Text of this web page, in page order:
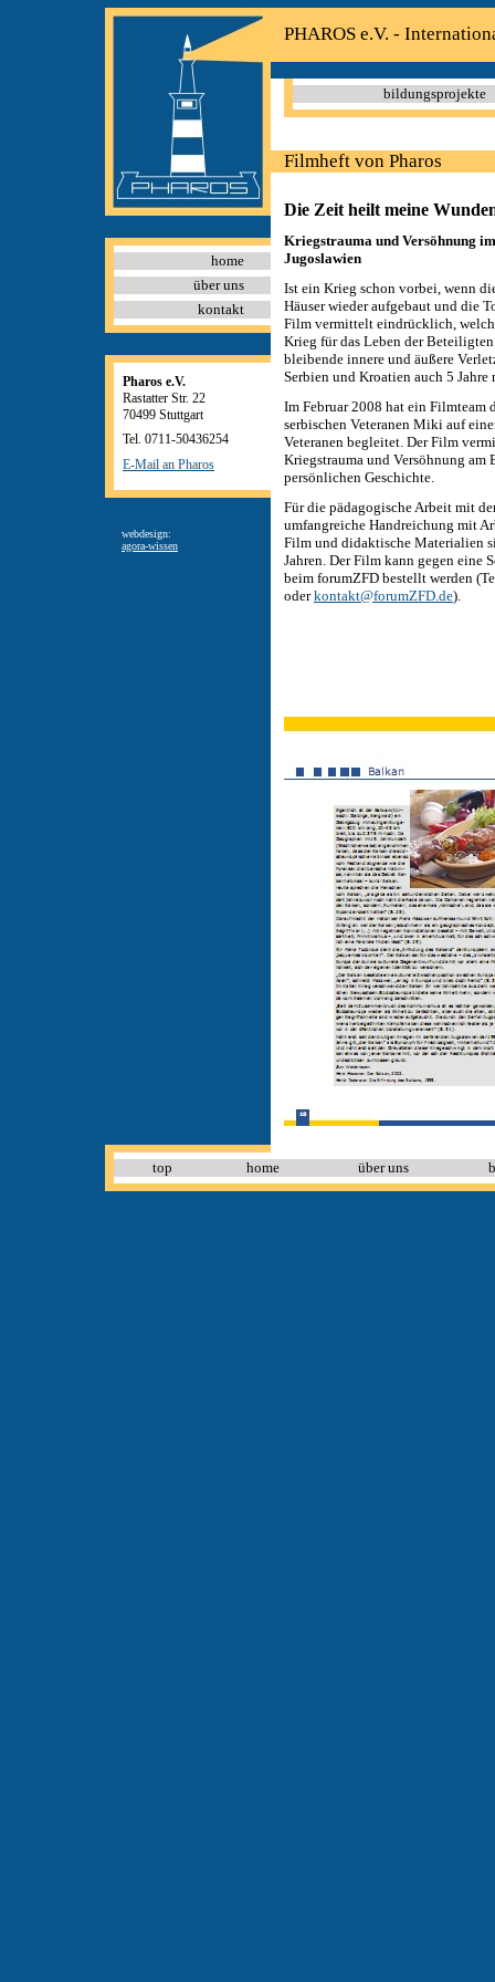
home
über uns
kontakt
Pharos e.V.
Rastatter Str. 22
70499 Stuttgart
Tel. 0711-50436254
E-Mail an Pharos
webdesign:
agora-wissen
PHAROS e.V. -
bildungsprojekte
Filmheft von Pharos
Die Zeit heilt meine
Kriegstrauma und Versöhnung
Jugoslawien
Ist ein Krieg schon vorbei, wenn
Häuser wieder aufgebaut und die
Film vermittelt eindrücklich,
Krieg für das Leben der Beteiligten
bleibende innere und äußere
Serbien und Kroatien auch 5 Jahre
Im Februar 2008 hat ein Filmteam
serbischen Veteranen Miki auf
Veteranen begleitet. Der Film
Kriegstrauma und Versöhnung am
persönlichen Geschichte.
Für die pädagogische Arbeit mit
umfangreiche Handreichung mit
Film und didaktische Materialien
Jahren. Der Film kann gegen eine
beim forumZFD bestellt werden
oderkontakt@forumZFD.de).
top home über uns